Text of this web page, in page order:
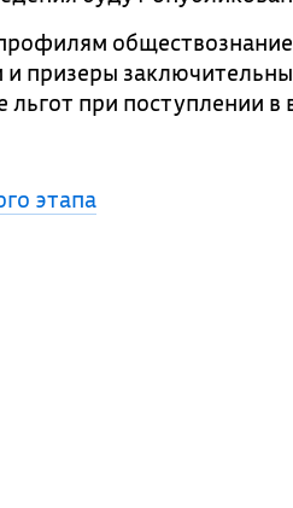
призеры
льгот при поступлении в
этапа